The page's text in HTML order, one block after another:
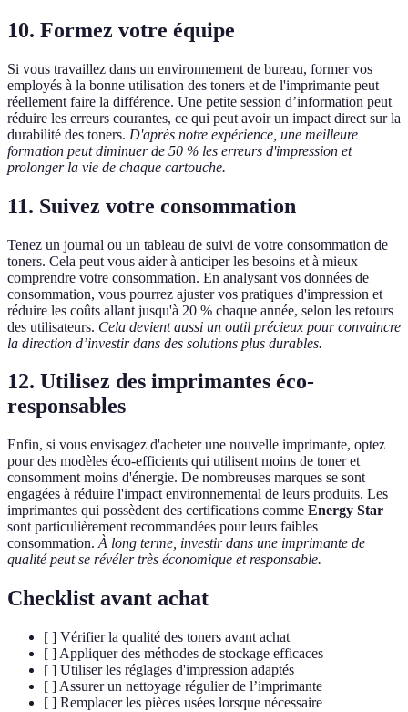
10. Formez votre équipe
Si vous travaillez dans un environnement de bureau, former vos
employés à la bonne utilisation des toners et de l'imprimante peut
réellement faire la différence. Une petite session d’information peut
réduire les erreurs courantes, ce qui peut avoir un impact direct sur la
durabilité des toners. D'après notre expérience, une meilleure
formation peut diminuer de 50 % les erreurs d'impression et
prolonger la vie de chaque cartouche.
11. Suivez votre consommation
Tenez un journal ou un tableau de suivi de votre consommation de
toners. Cela peut vous aider à anticiper les besoins et à mieux
comprendre votre consommation. En analysant vos données de
consommation, vous pourrez ajuster vos pratiques d'impression et
réduire les coûts allant jusqu'à 20 % chaque année, selon les retours
des utilisateurs. Cela devient aussi un outil précieux pour convaincre
la direction d’investir dans des solutions plus durables.
12. Utilisez des imprimantes éco-
responsables
Enfin, si vous envisagez d'acheter une nouvelle imprimante, optez
pour des modèles éco-efficients qui utilisent moins de toner et
consomment moins d'énergie. De nombreuses marques se sont
engagées à réduire l'impact environnemental de leurs produits. Les
imprimantes qui possèdent des certifications comme Energy Star
sont particulièrement recommandées pour leurs faibles
consommation. À long terme, investir dans une imprimante de
qualité peut se révéler très économique et responsable.
Checklist avant achat
[ ] Vérifier la qualité des toners avant achat
[ ] Appliquer des méthodes de stockage efficaces
[ ] Utiliser les réglages d'impression adaptés
[ ] Assurer un nettoyage régulier de l’imprimante
[ ] Remplacer les pièces usées lorsque nécessaire